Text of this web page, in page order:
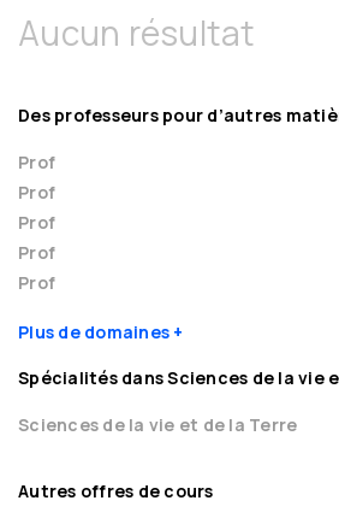
Aucun résultat
Des professeurs pour d’autres
Prof
Prof
Prof
Prof
Prof
Plus de domaines
Spécialités dans Sciences de la vie
Sciences de la vie et de la Terre
Autres offres de cours